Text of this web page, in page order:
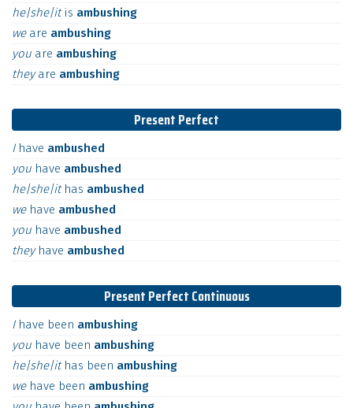
he|she|itis ambushing
we are ambushing
you are ambushing
theyare ambushing
Present Perfect
I have ambushed
you have ambushed
he|she|it has ambushed
we have ambushed
you have ambushed
they have ambushed
Present Perfect Continuous
I have been ambushing
you have been ambushing
he|she|it has been ambushing
we have been ambushing